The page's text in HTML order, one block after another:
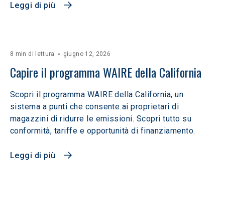
Leggi di più
8 min di lettura giugno 12, 2026
Capire il programma WAIRE della California
Scopri il programma WAIRE della California, un
sistema a punti che consente ai proprietari di
magazzini di ridurre le emissioni. Scopri tutto su
conformità, tariffe e opportunità di finanziamento.
Leggi di più